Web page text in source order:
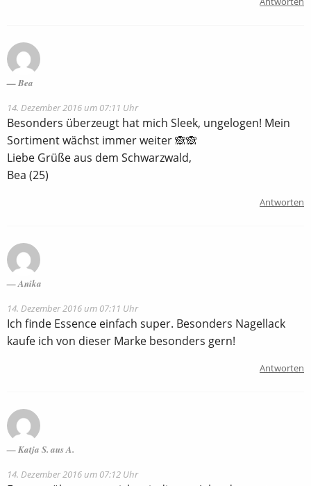
Bea
14. Dezember 2016 um 07:11 Uhr
Besonders überzeugt hat mich Sleek, ungelogen! Mein
Sortiment wächst immer weiter 🙈🙈
Liebe Grüße aus dem Schwarzwald,
Bea (25)
Antworten
Anika
14. Dezember 2016 um 07:11 Uhr
Ich finde Essence einfach super. Besonders Nagellack
kaufe ich von dieser Marke besonders gern!
Antworten
Katja S. aus A.
14. Dezember 2016 um 07:12 Uhr